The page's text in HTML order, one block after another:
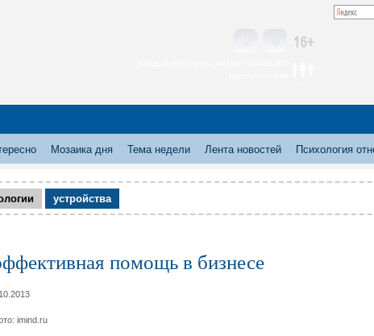
Мозаика дня Тема недели Лента новостей Психология
устройства
помощь в бизнесе
imind.ru